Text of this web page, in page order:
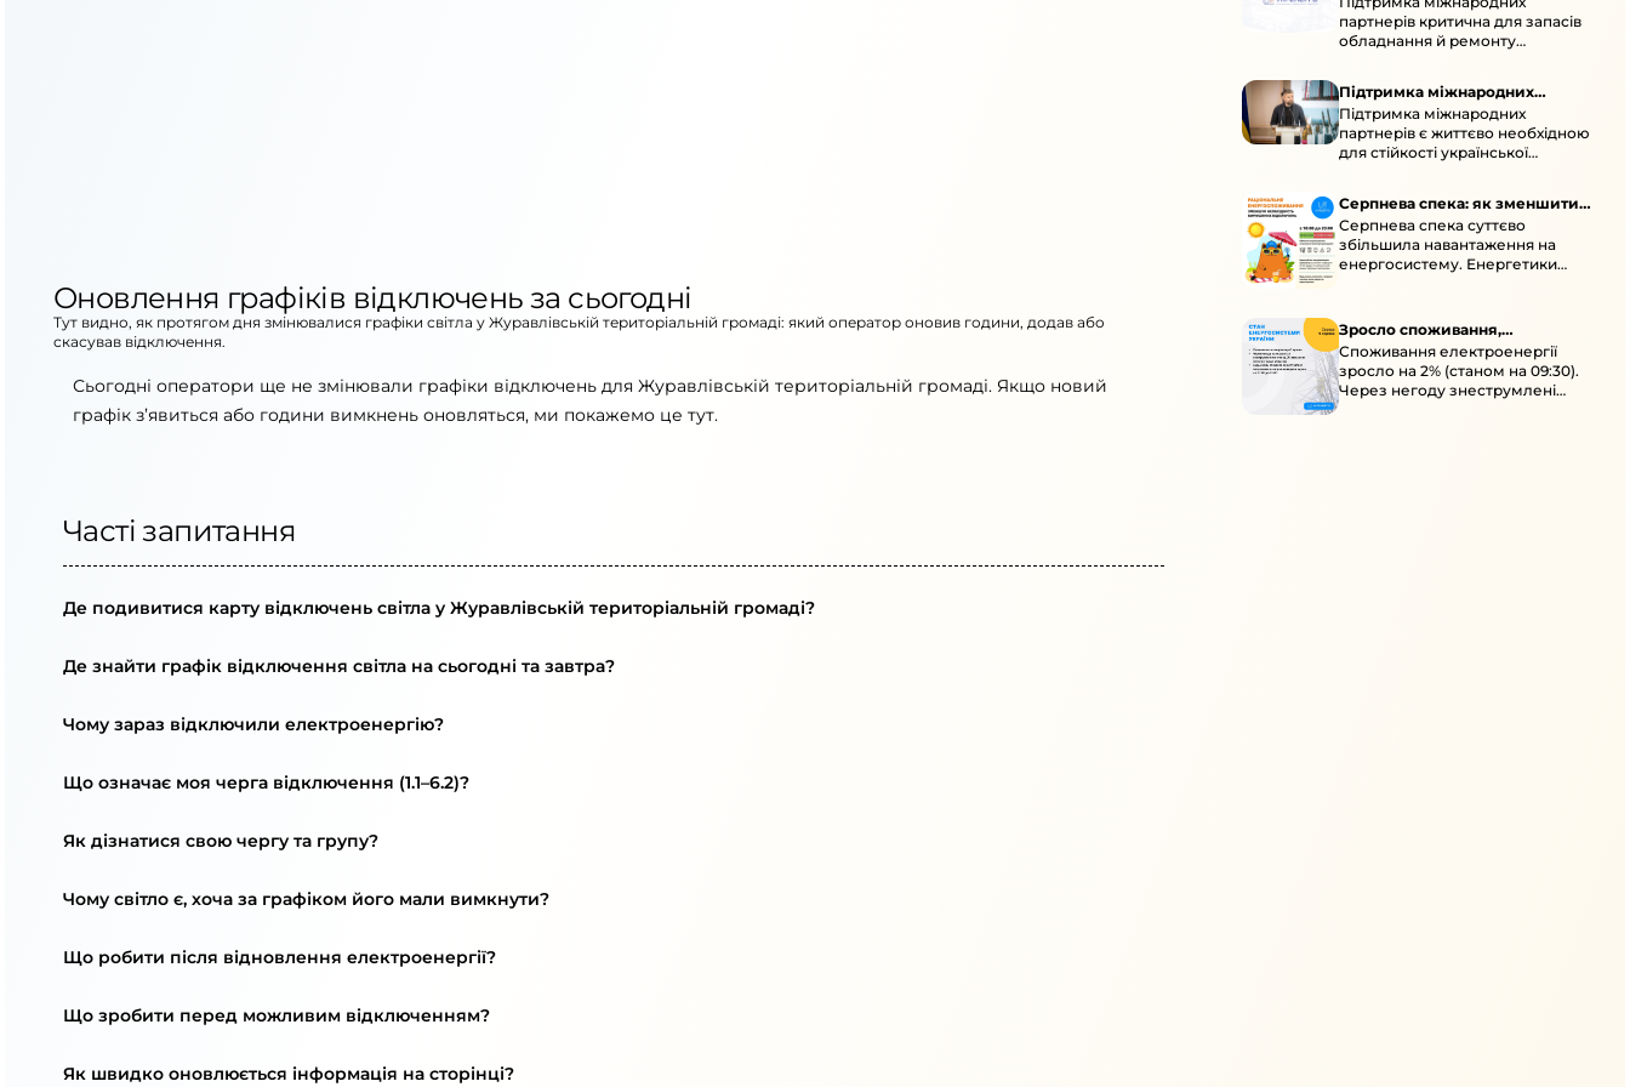
Оновлення графіків відключень за сьогодні
Тут видно, як протягом дня змінювалися графіки світла у Журавлівській територіальній громаді: який оператор оновив години, додав або
скасував відключення.
Сьогодні оператори ще не змінювали графіки відключень для Журавлівській територіальній громаді. Якщо новий
графік з’явиться або години вимкнень оновляться, ми покажемо це тут.
Часті запитання
Де подивитися карту відключень світла у Журавлівській територіальній громаді?
Де знайти графік відключення світла на сьогодні та завтра?
Чому зараз відключили електроенергію?
Що означає моя черга відключення (1.1–6.2)?
Як дізнатися свою чергу та групу?
Чому світло є, хоча за графіком його мали вимкнути?
Що робити після відновлення електроенергії?
Що зробити перед можливим відключенням?
Як швидко оновлюється інформація на сторінці?
підтримка для стійкості
енергосистеми
партнерів критична для запасів
обладнання й ремонту
Підтримка міжнародних
партнерів для стійкості
енергосистеми
Підтримка міжнародних
партнерів є життєво необхідною
для стійкості української
наступної зими.
Серпнева спека: як зменшити
навантаження
Серпнева спека суттєво
збільшила навантаження на
енергосистему. Енергетики
ощадливо споживати.
Зросло споживання,
знеструмлення через негоду й
атаки
Споживання електроенергії
зросло на 2% (станом на 09:30).
Через негоду знеструмлені
понад 70 населених пунктів.